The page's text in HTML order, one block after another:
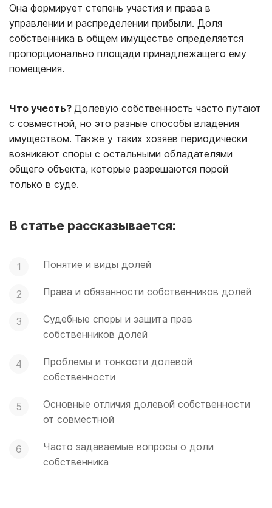
Она формирует степень участия и права в
управлении и распределении прибыли. Доля
собственника в общем имуществе определяется
пропорционально площади принадлежащего ему
помещения.
Что учесть? Долевую собственность часто путают
с совместной, но это разные способы владения
имуществом. Также у таких хозяев периодически
возникают споры с остальными обладателями
общего объекта, которые разрешаются порой
только в суде.
В статье рассказывается:
Понятие и виды долей
Права и обязанности собственников долей
Судебные споры и защита прав
собственников долей
Проблемы и тонкости долевой
собственности
Основные отличия долевой собственности
от совместной
Часто задаваемые вопросы о доли
собственника